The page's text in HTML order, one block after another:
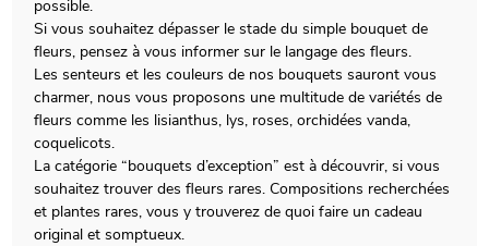
possible.
Si vous souhaitez dépasser le stade du simple bouquet de
fleurs, pensez à vous informer sur le langage des fleurs.
Les senteurs et les couleurs de nos bouquets sauront vous
charmer, nous vous proposons une multitude de variétés de
fleurs comme les lisianthus, lys, roses, orchidées vanda,
coquelicots.
La catégorie “bouquets d’exception” est à découvrir, si vous
souhaitez trouver des fleurs rares. Compositions recherchées
et plantes rares, vous y trouverez de quoi faire un cadeau
original et somptueux.